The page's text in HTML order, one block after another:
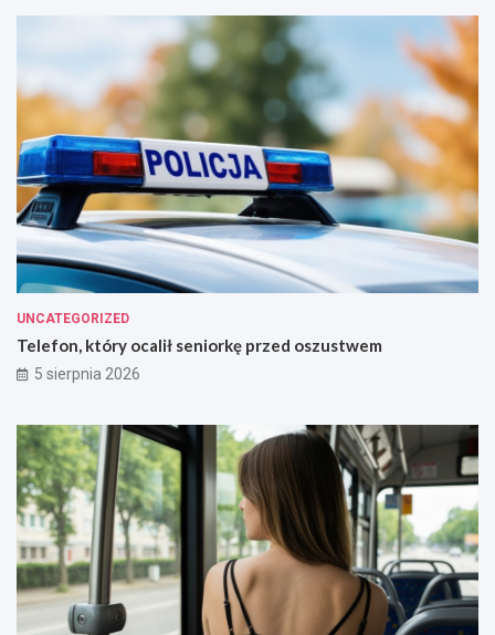
UNCATEGORIZED
Telefon, który ocalił seniorkę przed oszustwem
5 sierpnia 2026